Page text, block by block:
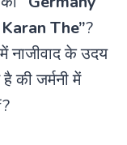
The”?
नाजीवाद के उदय
की जर्मनी में